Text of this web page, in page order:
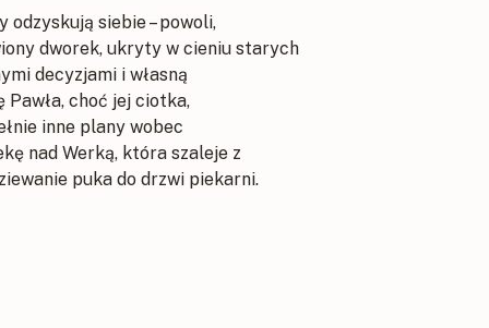
siebie – powoli,
dworek, ukryty w cieniu starych
decyzjami i własną
Pawła, choć jej ciotka,
inne plany wobec
nad Werką, która szaleje z
puka do drzwi piekarni.